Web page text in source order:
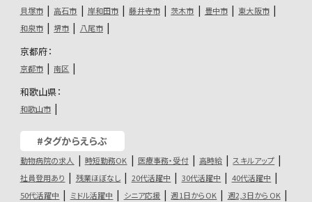
貝塚市
高石市 岸和田市 藤井寺市 茨木市 豊中市
東大阪市
和泉市
堺市 八尾市
京都府：
京都市 南区
和歌山県：
和歌山市
#タグからえらぶ
動物病院の求人 時短勤務OK 医療事務・受付 高時給
スキルアップ
社員登用あり
残業ほぼなし 20代活躍中 30代活躍中
40代活躍中
50代活躍中
ミドル活躍中 シニア応援 週1日からOK
週2,3日からOK